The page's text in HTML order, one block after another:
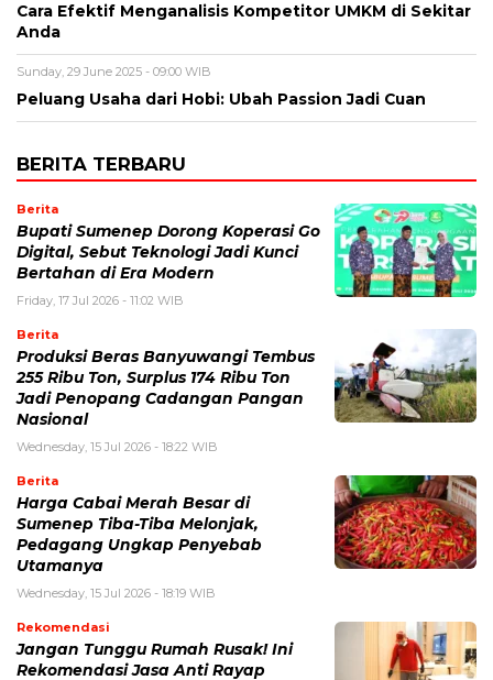
Cara Efektif Menganalisis Kompetitor UMKM di Sekitar
Anda
Sunday, 29 June 2025 - 09:00 WIB
Peluang Usaha dari Hobi: Ubah Passion Jadi Cuan
BERITA TERBARU
Berita
Bupati Sumenep Dorong Koperasi Go
Digital, Sebut Teknologi Jadi Kunci
Bertahan di Era Modern
Friday, 17 Jul 2026 - 11:02 WIB
Berita
Produksi Beras Banyuwangi Tembus
255 Ribu Ton, Surplus 174 Ribu Ton
Jadi Penopang Cadangan Pangan
Nasional
Wednesday, 15 Jul 2026 - 18:22 WIB
Berita
Harga Cabai Merah Besar di
Sumenep Tiba-Tiba Melonjak,
Pedagang Ungkap Penyebab
Utamanya
Wednesday, 15 Jul 2026 - 18:19 WIB
Rekomendasi
Jangan Tunggu Rumah Rusak! Ini
Rekomendasi Jasa Anti Rayap